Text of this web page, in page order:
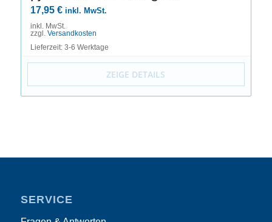
17,95 € inkl. MwSt.
inkl. MwSt.
zzgl. Versandkosten
Lieferzeit: 3-6 Werktage
ZEIGE DETAILS
SERVICE